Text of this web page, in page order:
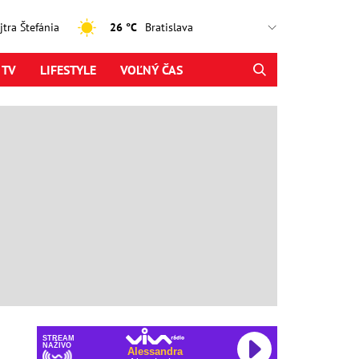
Štefánia 26 °C
LIFESTYLE VOĽNÝ ČAS
STREAM
NAŽIVO
Alessandra